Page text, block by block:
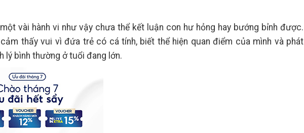
vài hành vi như vậy chưa thể kết luận con hư hỏng hay bướng bỉnh được.
cảm thấy vui vì đứa trẻ có cá tính, biết thể hiện quan điểm của mình và phát
lý bình thường ở tuổi đang lớn.